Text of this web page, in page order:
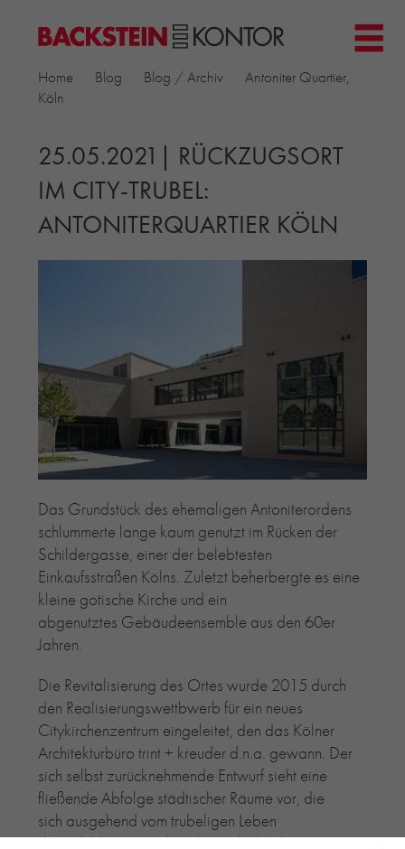
▼
KIRCHEN
MEHRFAMILIENHÄUSER
MUSEEN
EINFAMILIENHÄUSER
ALLGEMEINE RIEMCHENKOLLEKTIONEN
PETERSEN TEGL
RECYCLING-ZIEGEL
RE-USE-ZIEGEL
GLASUR-ZIEGEL
RE-USE-MÖRTEL
FASSADENPLANUNG (SCHWEIZ)
PRIVATKUNDEN
ÜBER UNS
BLOG
Home Blog Blog / Archiv
Antoniter Quartier,
Köln
25.05.2021| RÜCKZUGSORT
IM CITY-TRUBEL:
ANTONITERQUARTIER KÖLN
Das Grundstück des ehemaligen Antoniterordens
schlummerte lange kaum genutzt im Rücken der
Schildergasse, einer der belebtesten
Einkaufsstraßen Kölns. Zuletzt beherbergte es eine
kleine gotische Kirche und ein
abgenutztes Gebäudeensemble aus den 60er
Jahren.
Die Revitalisierung des Ortes wurde 2015 durch
den Realisierungswettbwerb für ein neues
Citykirchenzentrum eingeleitet, den das Kölner
Architekturbüro trint + kreuder d.n.a. gewann. Der
sich selbst zurücknehmende Entwurf sieht eine
fließende Abfolge städtischer Räume vor, die
sich ausgehend vom trubeligen Leben
der Schildergasse über den einladenden